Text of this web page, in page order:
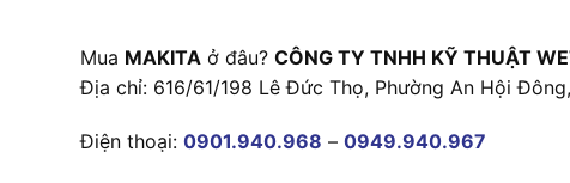
Mua MAKITA ở đâu? CÔNG TY TNHH KỸ THUẬT
Địa chỉ: 616/61/198 Lê Đức Thọ, Phường An Hội
Điện thoại: 0901.940.968 – 0949.940.967